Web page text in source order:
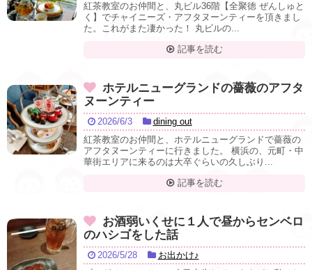
紅茶教室のお仲間と、丸ビル36階【全聚徳 ぜんしゅと
く】でチャイニーズ・アフタヌーンティーを頂きまし
た。これがまた凄かった！ 丸ビルの...
記事を読む
ホテルニューグランドの薔薇のアフタ
ヌーンティー
2026/6/3
dining out
紅茶教室のお仲間と、ホテルニューグランドで薔薇の
アフタヌーンティーに行きました。 横浜の、元町・中
華街エリアに来るのは大卒ぐらいの久しぶり...
記事を読む
お酒弱いくせに１人で昼からセンベロ
のハシゴをした話
2026/5/28
お出かけ♪